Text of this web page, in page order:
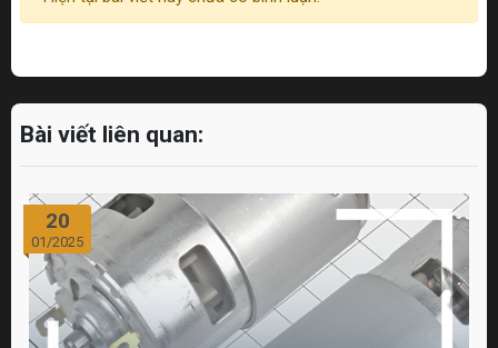
Bài viết liên quan:
20
01/2025